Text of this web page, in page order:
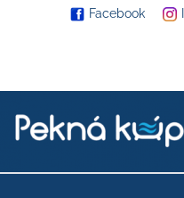
Facebook